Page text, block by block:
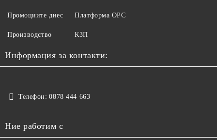
Промоциите днес
Производство
Платформа ОРС
КЗП
Информация за контакти:
Телефон: 0878 444 663
Ние работим с